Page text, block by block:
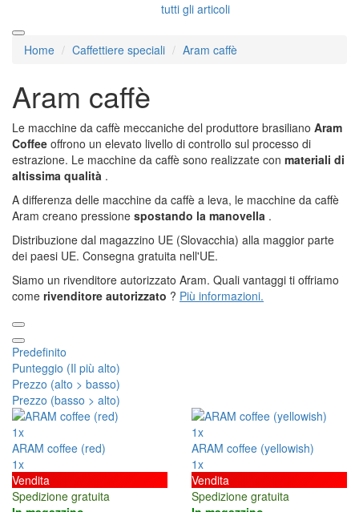
tutti gli articoli
Home Caffettiere speciali Aram caffè
Aram caffè
Le macchine da caffè meccaniche del produttore brasiliano Aram
Coffee offrono un elevato livello di controllo sul processo di
estrazione. Le macchine da caffè sono realizzate con materiali di
altissima qualità .
A differenza delle macchine da caffè a leva, le macchine da caffè
Aram creano pressione spostando la manovella .
Distribuzione dal magazzino UE (Slovacchia) alla maggior parte
dei paesi UE. Consegna gratuita nell'UE.
Siamo un rivenditore autorizzato Aram. Quali vantaggi ti offriamo
come rivenditore autorizzato ? Più informazioni.
Predefinito
Punteggio (Il più alto)
Prezzo (alto > basso)
Prezzo (basso > alto)
1x
ARAM coffee (red)
1x
Vendita
Spedizione gratuita
1x
ARAM coffee (yellowish)
1x
Vendita
Spedizione gratuita